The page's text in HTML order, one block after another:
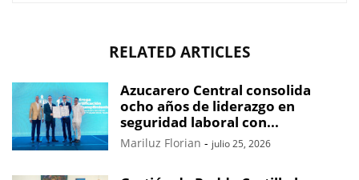
RELATED ARTICLES
Azucarero Central consolida
ocho años de liderazgo en
seguridad laboral con...
Mariluz Florian - julio 25, 2026